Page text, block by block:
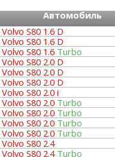
Автомобиль
Volvo S80 1.6 D
Volvo S80 1.6 D
Volvo S80 1.6 Turbo
Volvo S80 2.0 D
Volvo S80 2.0 D
Volvo S80 2.0 D
Volvo S80 2.0 i
Volvo S80 2.0 Turbo
Volvo S80 2.0 Turbo
Volvo S80 2.0 Turbo
Volvo S80 2.0 Turbo
Volvo S80 2.4
Volvo S80 2.4 Turbo